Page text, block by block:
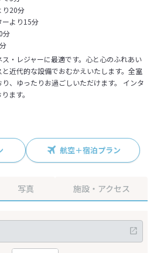
り20分
ーより15分
分
・レジャーに最適です。心と心のふれあい
近代的な設備でおむかえいたします。全室
、ゆったりお過ごしいただけます。 インタ
ます。
航空＋宿泊プラン
写真 施設・アクセス